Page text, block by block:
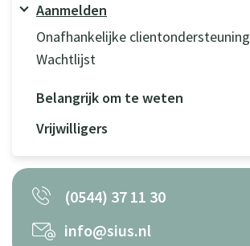
Aanmelden
Onafhankelijke clientondersteuning
Wachtlijst
Belangrijk om te weten
Vrijwilligers
(0544) 37 11 30
info@sius.nl